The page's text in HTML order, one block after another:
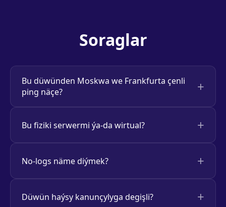
Soraglar
Bu düwünden Moskwa we Frankfurta çenli
ping näçe?
Bu fiziki serwermi ýa-da wirtual?
No-logs näme diýmek?
Düwün haýsy kanunçylyga degişli?